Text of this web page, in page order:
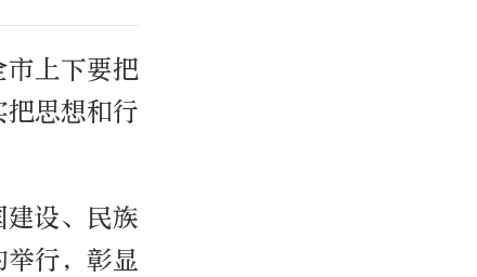
上下要把
思想和行
设、民族
行，彰显